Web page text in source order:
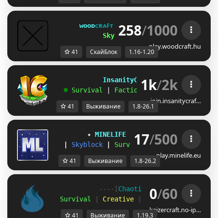
ᴡᴏᴏᴅᴄʀᴀꜰᴛ ɴᴇᴛᴡᴏʀᴋ [ 1.16.X-1.20.X
SkyBlock ONE: 275. Hét
258/1000
play.woodcraft.hu
41 СкайБлок 1.16-1.20
InsanityCraft || 1.8 - 26.1
☻ Survival Factions | Skyblock
1k/2k
join.insanitycraf…
41 Выживание 1.8-26.1
✦ MINELIFE [1.8 - 26.2]
Skyblock Survival | Prison
17/500
play.minelife.eu
41 Выживание 1.8-26.2
----[Chaotic United 1.19.3
Survival
Creative SkyBlock
0/60
kaizercraft.no-ip…
41 Выживание 1.19.3